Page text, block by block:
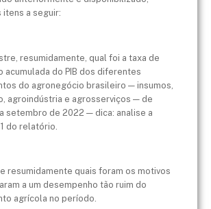
itens a seguir:
resumidamente, qual foi a taxa de
acumulada do PIB dos diferentes
do agronegócio brasileiro — insumos,
agroindústria e agrosserviços — de
setembro de 2022 — dica: analise a
do relatório.
resumidamente quais foram os motivos
a um desempenho tão ruim do
agrícola no período.